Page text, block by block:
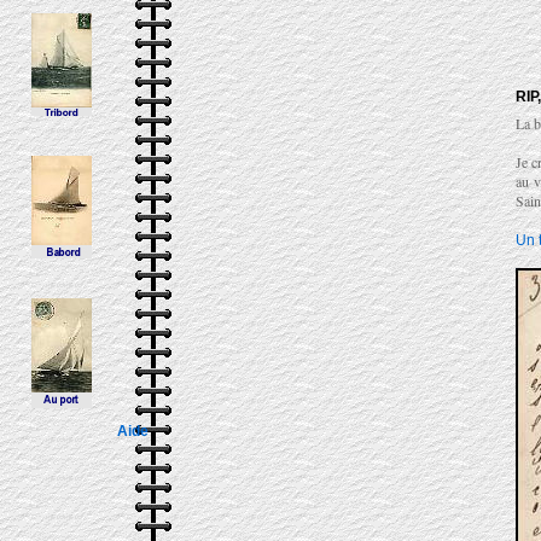
Aide
La
Je
au
Un